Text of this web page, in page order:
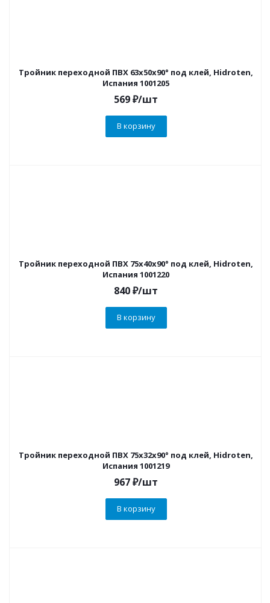
Тройник переходной ПВХ 63х50х90° под клей, Hidroten,
Испания 1001205
569₽/шт
В корзину
Тройник переходной ПВХ 75х40х90° под клей, Hidroten,
Испания 1001220
840₽/шт
В корзину
Тройник переходной ПВХ 75х32х90° под клей, Hidroten,
Испания 1001219
967₽/шт
В корзину